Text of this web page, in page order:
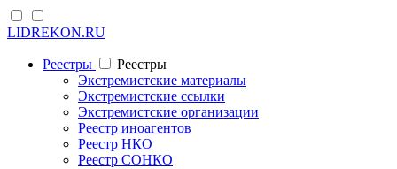
LIDREKON.RU
Реестры
Реестры
Экстремистские материалы
Экстремистские ссылки
Экстремистские организации
Реестр иноагентов
Реестр НКО
Реестр СОНКО